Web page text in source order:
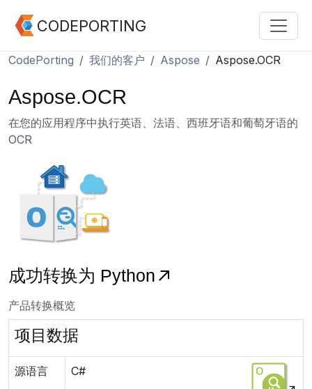
CODEPORTING
CodePorting 我们的客户 Aspose Aspose.OCR
Aspose.OCR
在您的应用程序中执行英语、法语、西班牙语和葡萄牙语的
OCR
成功转换为 Python
产品转换概览
项目数据
源语言 C#